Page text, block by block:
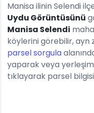
Manisa ilinin Selendi
Uydu Görüntüsünü
Manisa Selendi
köylerini görebilir, ayn
parsel sorgula
yaparak veya
tıklayarak parsel